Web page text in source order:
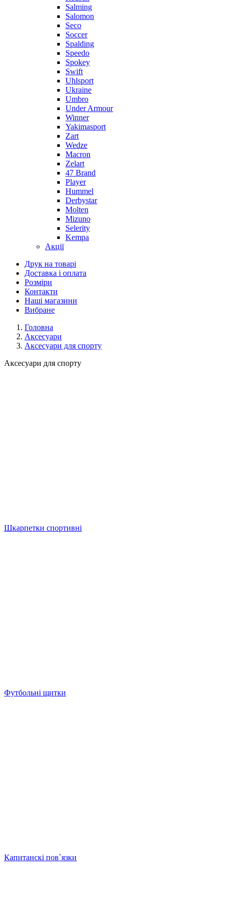
Salming
Salomon
Seco
Soccer
Spalding
Speedo
Spokey
Swift
Uhlsport
Ukraine
Umbro
Under Armour
Winner
Yakimasport
Zart
Wedze
Macron
Zelart
47 Brand
Player
Hummel
Derbystar
Molten
Mizuno
Selerity
Kempa
Акції
Друк на товарі
Доставка і оплата
Розміри
Контакти
Наші магазини
Вибране
Головна
Аксесуари
Аксесуари для спорту
Аксесуари для спорту
Шкарпетки спортивні
Футбольні щитки
Капитанскі пов`язки